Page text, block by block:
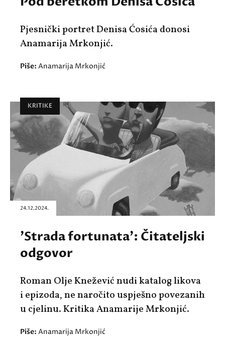
Pjesnički portret Denisa Ćosića donosi
Anamarija Mrkonjić.
Piše: Anamarija Mrkonjić
KRITIKE
24.12.2024.
'Strada fortunata': Čitateljski
odgovor
Roman Olje Knežević nudi katalog likova
i epizoda, ne naročito uspješno povezanih
u cjelinu. Kritika Anamarije Mrkonjić.
Piše: Anamarija Mrkonjić